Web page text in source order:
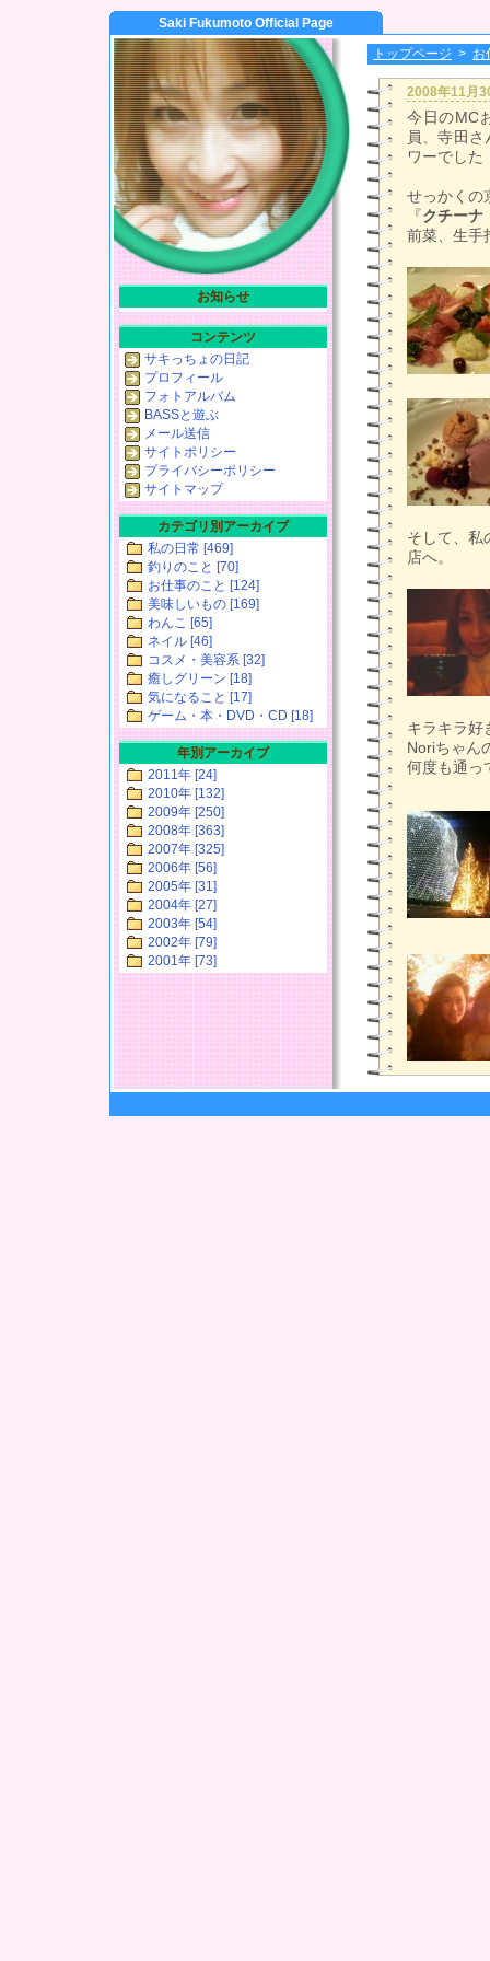
Saki Fukumoto Official Page
トップページ > お
2008年11月
今日のMC
員、寺田
ワーでした
せっかくの
『クチーナ
前菜、生手
そして、私
店へ。
キラキラ好
Noriちゃん
何度も通っ
お知らせ
コンテンツ
サキっちょの日記
プロフィール
フォトアルバム
BASSと遊ぶ
メール送信
サイトポリシー
プライバシーポリシー
サイトマップ
カテゴリ別アーカイブ
私の日常 [469]
釣りのこと [70]
お仕事のこと [124]
美味しいもの [169]
わんこ [65]
ネイル [46]
コスメ・美容系 [32]
癒しグリーン [18]
気になること [17]
ゲーム・本・DVD・CD [18]
年別アーカイブ
2011年 [24]
2010年 [132]
2009年 [250]
2008年 [363]
2007年 [325]
2006年 [56]
2005年 [31]
2004年 [27]
2003年 [54]
2002年 [79]
2001年 [73]